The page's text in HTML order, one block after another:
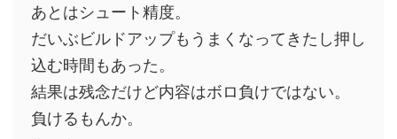
あとはシュート精度。
だいぶビルドアップもうまくなってきたし押し
込む時間もあった。
結果は残念だけど内容はボロ負けではない。
負けるもんか。